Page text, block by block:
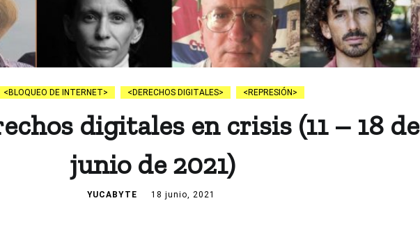
BLOQUEO DE INTERNET DERECHOS DIGITALES REPRESIÓN
digitales en crisis (11 – 18 de
junio de 2021)
YUCABYTE 18 junio, 2021